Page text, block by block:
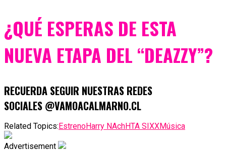
¿QUÉ ESPERAS DE ESTA
NUEVA ETAPA DEL “DEAZZY”?
RECUERDA SEGUIR NUESTRAS REDES
SOCIALES @VAMOACALMARNO.CL
Related Topics:EstrenoHarry NAchHTA SIXXMúsica
Advertisement